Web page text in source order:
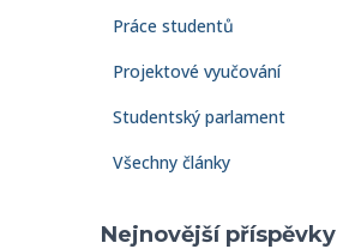
Práce studentů
Projektové vyučování
Studentský parlament
Všechny články
Nejnovější příspěvky